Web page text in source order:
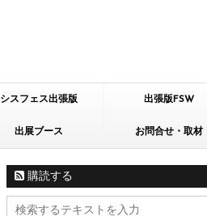
シスフェス出張版 出張版FSW
出展ブース お問合せ・取材
購読する